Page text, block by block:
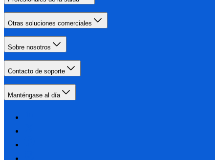
Otras soluciones comerciales
Sobre nosotros
Contacto de soporte
Manténgase al día